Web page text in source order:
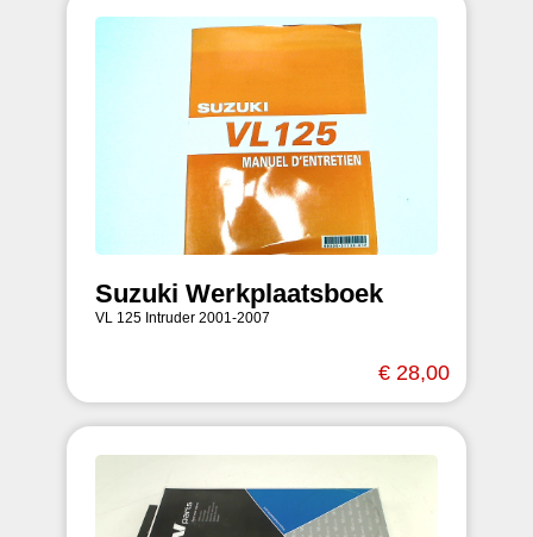
Suzuki Werkplaatsboek
VL 125 Intruder 2001-2007
€ 28,00